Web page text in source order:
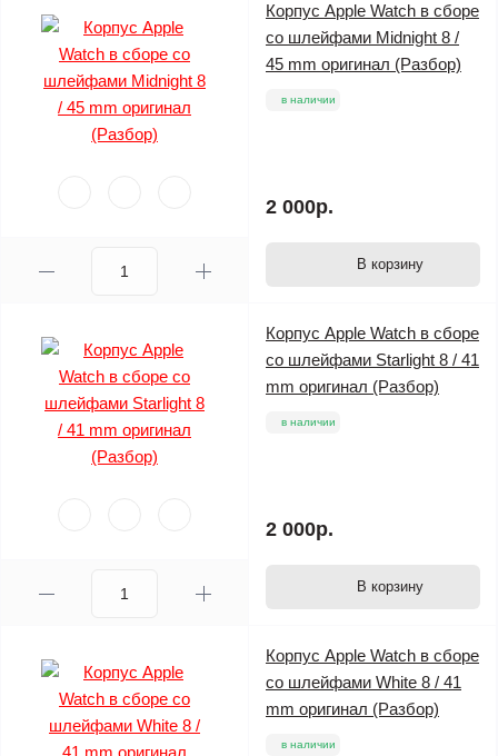
Корпус Apple Watch в сборе
со шлейфами Midnight 8 /
45 mm оригинал (Разбор)
в наличии
2 000р.
В корзину
Корпус Apple Watch в сборе
со шлейфами Starlight 8 / 41
mm оригинал (Разбор)
в наличии
2 000р.
В корзину
Корпус Apple Watch в сборе
со шлейфами White 8 / 41
mm оригинал (Разбор)
в наличии